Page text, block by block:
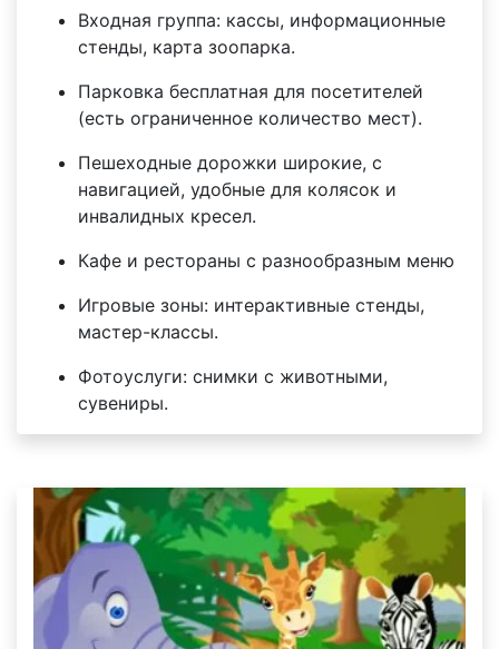
Входная группа: кассы, информационные
стенды, карта зоопарка.
Парковка бесплатная для посетителей
(есть ограниченное количество мест).
Пешеходные дорожки широкие, с
навигацией, удобные для колясок и
инвалидных кресел.
Кафе и рестораны с разнообразным меню
Игровые зоны: интерактивные стенды,
мастер-классы.
Фотоуслуги: снимки с животными,
сувениры.